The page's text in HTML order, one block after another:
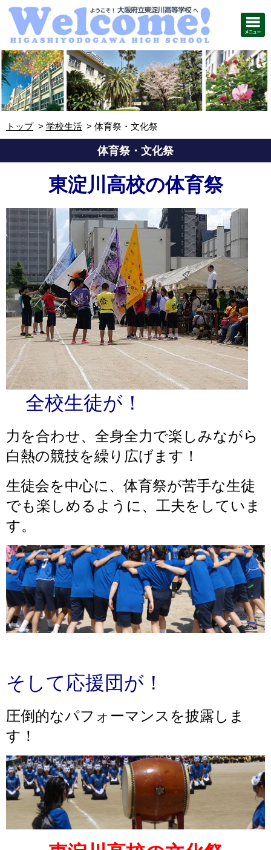
トップ 学校生活 体育祭・文化祭
体育祭・文化祭
東淀川高校の体育祭
全校生徒が！
力を合わせ、全身全力で楽しみながら
白熱の競技を繰り広げます！
生徒会を中心に、体育祭が苦手な生徒
でも楽しめるように、工夫をしていま
す。
そして応援団が！
圧倒的なパフォーマンスを披露しま
す！